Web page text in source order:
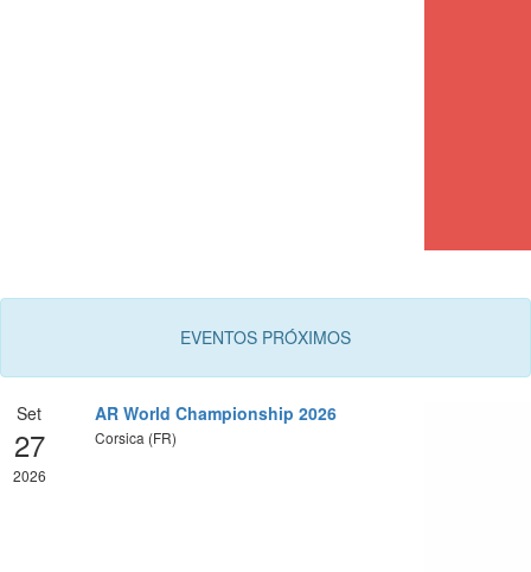
EVENTOS PRÓXIMOS
Set
27
2026
AR World Championship 2026
Corsica (FR)